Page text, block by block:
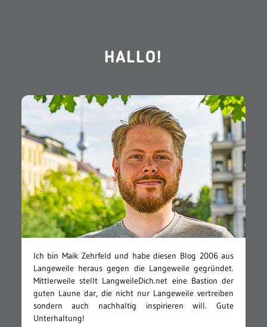
HALLO!
Ich bin Maik Zehrfeld und habe diesen Blog 2006 aus
Langeweile heraus gegen die Langeweile gegründet.
Mittlerweile stellt LangweileDich.net eine Bastion der
guten Laune dar, die nicht nur Langeweile vertreiben
sondern auch nachhaltig inspirieren will. Gute
Unterhaltung!